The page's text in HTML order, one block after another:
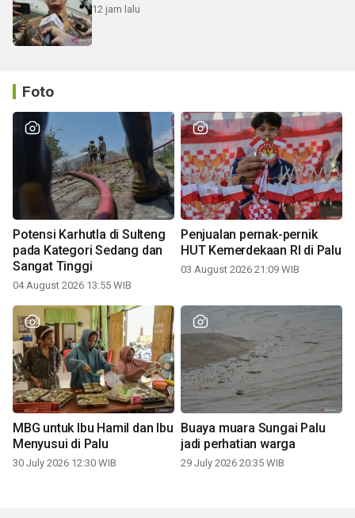
12 jam lalu
Foto
Potensi Karhutla di Sulteng
pada Kategori Sedang dan
Sangat Tinggi
04 August 2026 13:55 WIB
Penjualan pernak-pernik
HUT Kemerdekaan RI di Palu
03 August 2026 21:09 WIB
MBG untuk Ibu Hamil dan Ibu
Menyusui di Palu
30 July 2026 12:30 WIB
Buaya muara Sungai Palu
jadi perhatian warga
29 July 2026 20:35 WIB